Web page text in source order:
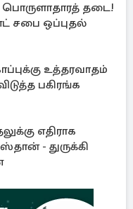
பொருளாதாரத் தடை!
சபை ஒப்புதல்
உத்தரவாதம்
பகிரங்க
எதிராக
- துருக்கி